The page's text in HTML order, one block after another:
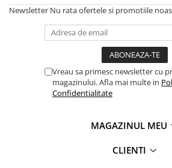
Cleme 2.5mm
Cleme 4mm
Cleme 6mm
Newsletter Nu rata ofertele si promotiile
Vreau sa primesc newsletter cu
magazinului. Afla mai multe in
Confidentialitate
MAGAZINUL MEU
CLIENTI